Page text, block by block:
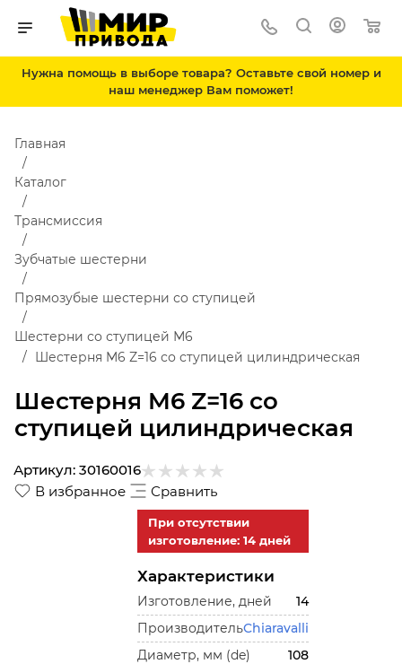
Нужна помощь в выборе товара? Оставьте свой номер и
наш менеджер Вам поможет!
Шестерня M6 Z=16 со
ступицей цилиндрическая
Главная
Каталог
Трансмиссия
Зубчатые шестерни
Прямозубые шестерни со ступицей
Шестерни со ступицей М6
Шестерня M6 Z=16 со ступицей цилиндрическая
В избранное Сравнить
Артикул: 30160016
При отсутствии
изготовление: 14 дней
Характеристики
Изготовление, дней
14
ПроизводительChiaravalli
Диаметр, мм (de)
108